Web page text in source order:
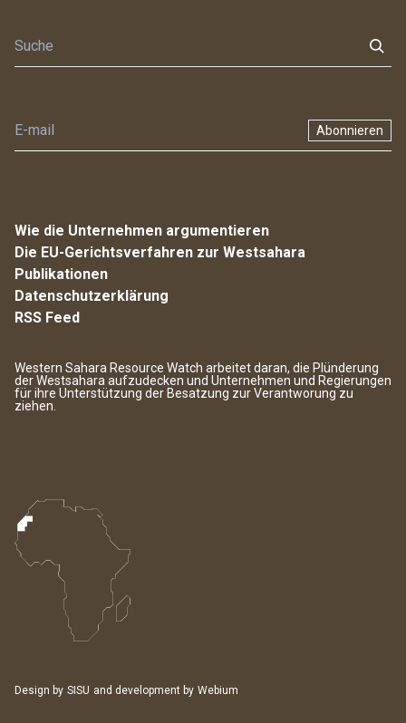
Abonnieren
Wie die Unternehmen argumentieren
Die EU-Gerichtsverfahren zur Westsahara
Publikationen
Datenschutzerklärung
RSS Feed
Western Sahara Resource Watch arbeitet daran, die Plünderung
der Westsahara aufzudecken und Unternehmen und Regierungen
für ihre Unterstützung der Besatzung zur Verantworung zu
ziehen.
Design by SISU and development by Webium